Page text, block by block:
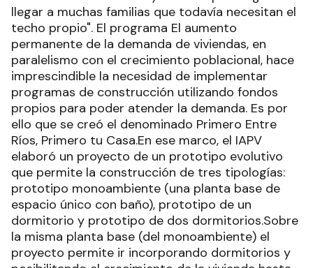
llegar a muchas familias que todavía necesitan el
techo propio". El programa El aumento
permanente de la demanda de viviendas, en
paralelismo con el crecimiento poblacional, hace
imprescindible la necesidad de implementar
programas de construcción utilizando fondos
propios para poder atender la demanda. Es por
ello que se creó el denominado Primero Entre
Ríos, Primero tu Casa.En ese marco, el IAPV
elaboró un proyecto de un prototipo evolutivo
que permite la construcción de tres tipologías:
prototipo monoambiente (una planta base de
espacio único con baño), prototipo de un
dormitorio y prototipo de dos dormitorios.Sobre
la misma planta base (del monoambiente) el
proyecto permite ir incorporando dormitorios y